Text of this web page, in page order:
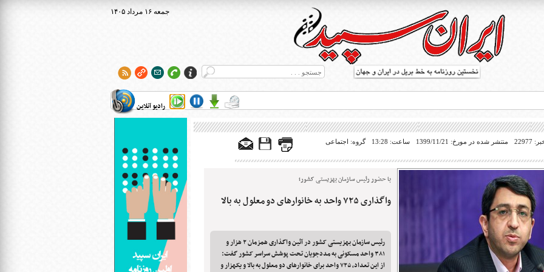
۱۴۰۵ جمعه ۱۶ مرداد
رادیو آنلاین
بریل در جهان
منتشر شده در مورخ: 1399/11/21 ساعت: 13:28 گروه: اجتماعی
با حضور رئیس سازمان بهزیستی کشور؛
واگذاری ۷۲۵ واحد به خانوارهای دو معلول به بالا
رئیس سازمان بهزیستی کشور در آئین واگذاری همزمان ۲ هزار و
۳۸۱ واحد مسکونی به مددجویان تحت پوشش سراسر کشور گفت:
از این تعداد، ۷۲۵ واحد برای خانوارهای دو معلول به بالا و یکهزار و